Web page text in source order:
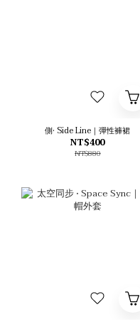
側• Side Line｜彈性褲裙
NT$400
NT$880